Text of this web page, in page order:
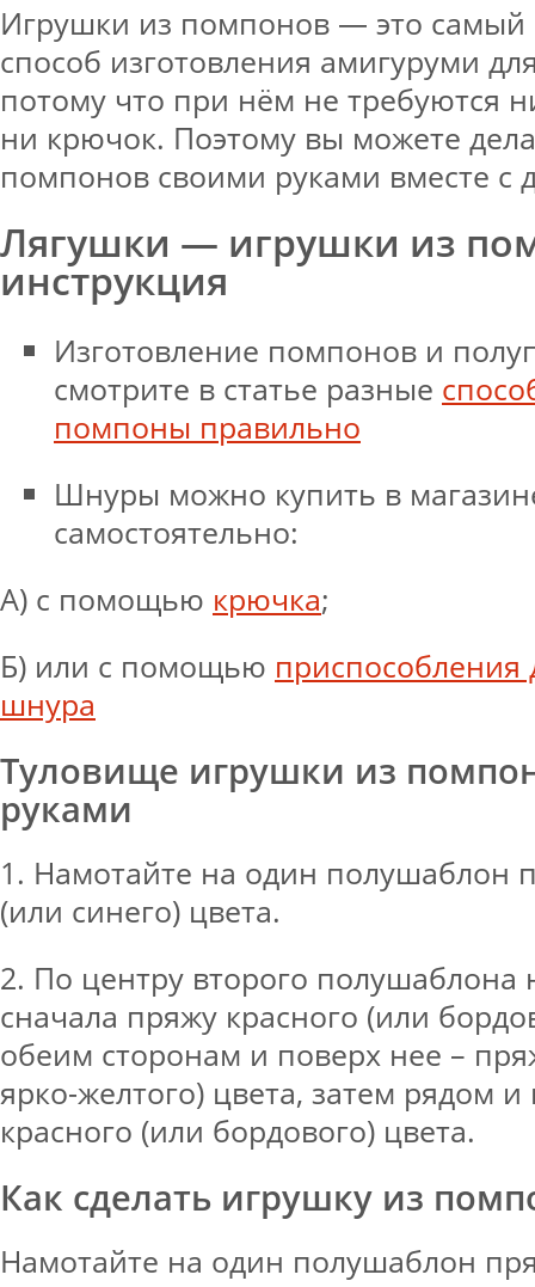
Игрушки из помпонов — это самый
способ изготовления амигуруми
потому что при нём не требуются
ни крючок. Поэтому вы можете
помпонов своими руками вместе с
Лягушки — игрушки из
инструкция
Изготовление помпонов и
смотрите в статье разные
помпоны правильно
Шнуры можно купить в
самостоятельно:
А) с помощью крючка;
Б) или с помощью приспособления
шнура
Туловище игрушки из
руками
1. Намотайте на один полушаблон
(или синего) цвета.
2. По центру второго полушаблона
сначала пряжу красного (или
обеим сторонам и поверх нее –
ярко-желтого) цвета, затем рядом
красного (или бордового) цвета.
Как сделать игрушку из
Намотайте на один полушаблон